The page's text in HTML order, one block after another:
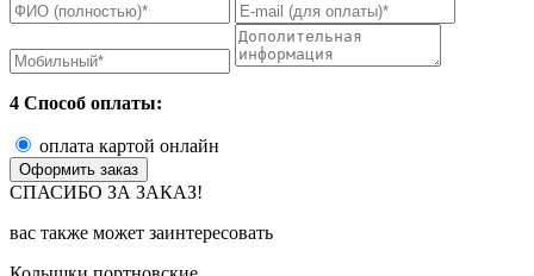
4 Способ оплаты:
оплата картой онлайн
СПАСИБО ЗА ЗАКАЗ!
вас также может заинтересовать